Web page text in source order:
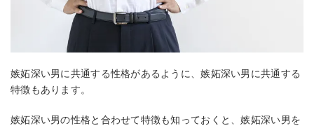
嫉妬深い男に共通する性格があるように、嫉妬深い男に共通する
特徴もあります。
嫉妬深い男の性格と合わせて特徴も知っておくと、嫉妬深い男を